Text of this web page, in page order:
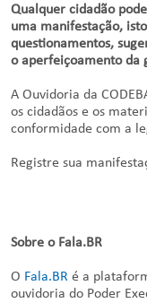
Qualquer cidadão
uma manifestação,
questionamentos,
o aperfeiçoamento da
A Ouvidoria da
os cidadãos e os
conformidade com a
Registre sua
Sobre o Fala.BR
O Fala.BR é a
ouvidoria do Poder